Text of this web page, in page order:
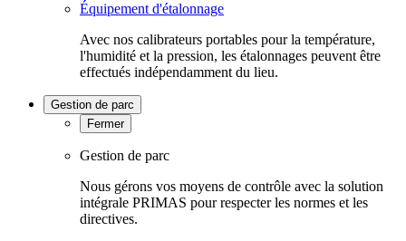
Équipement d'étalonnage
Avec nos calibrateurs portables pour la température,
l'humidité et la pression, les étalonnages peuvent être
effectués indépendamment du lieu.
Gestion de parc
Fermer
Gestion de parc
Nous gérons vos moyens de contrôle avec la solution
intégrale PRIMAS pour respecter les normes et les
directives.